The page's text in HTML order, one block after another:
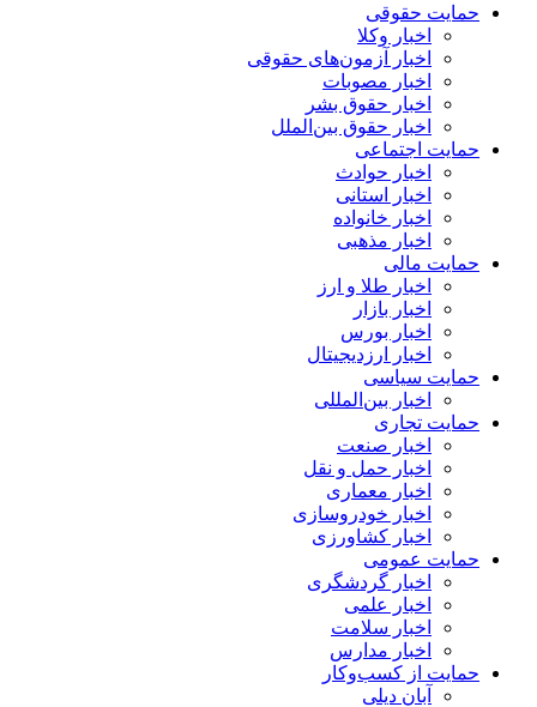
حمایت حقوقی
اخبار وکلا
اخبار آزمون‌های حقوقی
اخبار مصوبات
اخبار حقوق بشر
اخبار حقوق بین‌الملل
حمایت اجتماعی
اخبار حوادث
اخبار استانی
اخبار خانواده
اخبار مذهبی
حمایت مالی
اخبار طلا و ارز
اخبار بازار
اخبار بورس
اخبار ارزدیجیتال
حمایت سیاسی
اخبار بین‌المللی
حمایت تجاری
اخبار صنعت
اخبار حمل و نقل
اخبار معماری
اخبار خودروسازی
اخبار کشاورزی
حمایت عمومی
اخبار گردشگری
اخبار علمی
اخبار سلامت
اخبار مدارس
حمایت از کسب‌وکار
آبان دیلی